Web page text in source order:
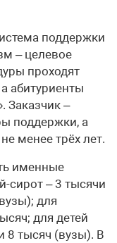
поддержки
– целевое
проходят
абитуриенты
Заказчик –
поддержки, а
менее трёх лет.
именные
сирот – 3 тысячи
для
для детей
8 тысяч (вузы). В